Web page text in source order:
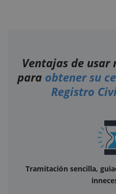
Ventajas de usar
para obtener su
Registro
Tramitación sencilla,